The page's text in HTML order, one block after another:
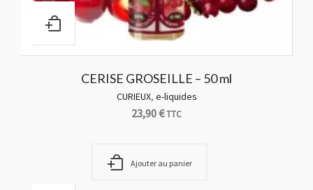
CERISE GROSEILLE – 50 ml
CURIEUX, e-liquides
23,90€TTC
Ajouter au panier